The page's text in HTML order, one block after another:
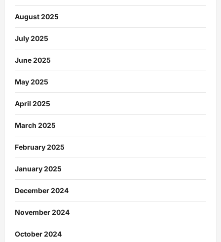
August 2025
July 2025
June 2025
May 2025
April 2025
March 2025
February 2025
January 2025
December 2024
November 2024
October 2024